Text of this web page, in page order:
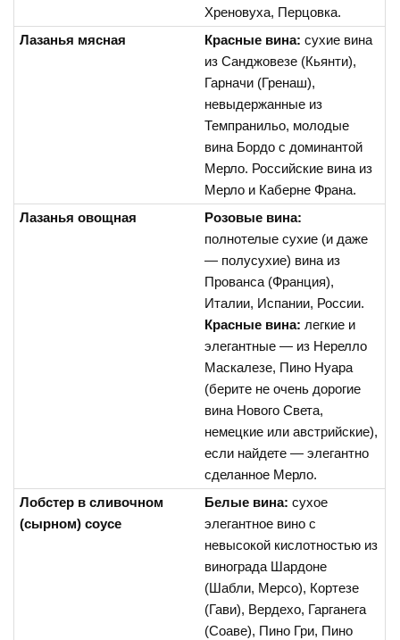
Хреновуха, Перцовка.
Лазанья мясная
Красные вина: сухие вина
из Санджовезе (Кьянти),
Гарначи (Гренаш),
невыдержанные из
Темпранильо, молодые
вина Бордо с доминантой
Мерло. Российские вина из
Мерло и Каберне Франа.
Лазанья овощная
Розовые вина:
полнотелые сухие (и даже
— полусухие) вина из
Прованса (Франция),
Италии, Испании, России.
Красные вина: легкие и
элегантные — из Нерелло
Маскалезе, Пино Нуара
(берите не очень дорогие
вина Нового Света,
немецкие или австрийские),
если найдете — элегантно
сделанное Мерло.
Лобстер в сливочном
(сырном) соусе
Белые вина: сухое
элегантное вино с
невысокой кислотностью из
винограда Шардоне
(Шабли, Мерсо), Кортезе
(Гави), Вердехо, Гарганега
(Соаве), Пино Гри, Пино